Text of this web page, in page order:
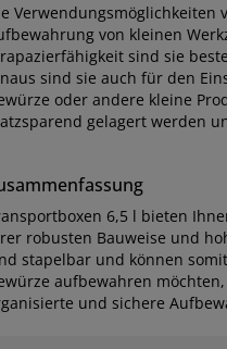
Verwendungsmöglichkeiten
von kleinen
sind sie
sind sie auch für den
oder andere kleine
gelagert werden
6,5 l bieten
robusten Bauweise und
stapelbar und können
aufbewahren
und sichere